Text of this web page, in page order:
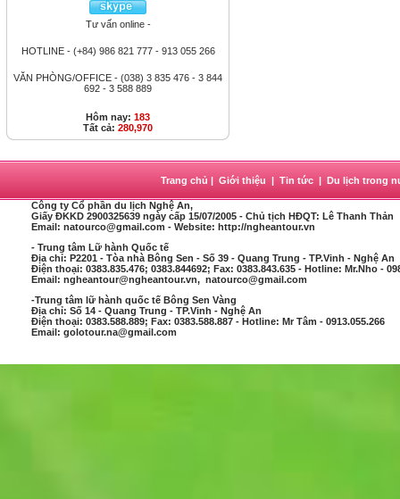
Tư vấn online -
HOTLINE - (+84) 986 821 777 - 913 055 266
VĂN PHÒNG/OFFICE - (038) 3 835 476 - 3 844
692 - 3 588 889
Hôm nay: 183
Tất cả: 280,970
Trang chủ | Giới thiệu | Tin tức | Du lịch trong
Công ty Cổ phần du lịch Nghệ An,
Giấy ĐKKD 2900325639 ngày cấp 15/07/2005 - Chủ tịch HĐQT: Lê Thanh Thản
Email: natourco@gmail.com - Website: http://ngheantour.vn
- Trung tâm Lữ hành Quốc tế
Địa chỉ: P2201 - Tòa nhà Bông Sen - Số 39 - Quang Trung - TP.Vinh - Nghệ An
Điện thoại: 0383.835.476; 0383.844692; Fax: 0383.843.635 - Hotline: Mr.Nho -
Email: ngheantour@ngheantour.vn, natourco@gmail.com
-Trung tâm lữ hành quốc tế Bông Sen Vàng
Địa chỉ: Số 14 - Quang Trung - TP.Vinh - Nghệ An
Điện thoại: 0383.588.889; Fax: 0383.588.887 - Hotline: Mr Tâm - 0913.055.266
Email: golotour.na@gmail.com